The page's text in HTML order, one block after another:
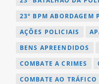
23º BPM ABORDAGEM
AÇÕES POLICIAIS
BENS APREENDIDOS
COMBATE A CRIMES
COMBATE AO TRÁFICO